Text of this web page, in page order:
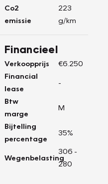
Co2
emissie
223
g/km
Financieel
Verkoopprijs
€6.250
Financial
lease
-
Btw
marge
M
Bijtelling
percentage
35%
Wegenbelasting
306 -
280